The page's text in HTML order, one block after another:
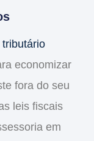
economizar
fora do seu
leis fiscais
em